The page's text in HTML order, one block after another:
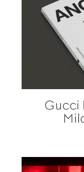
Gucci